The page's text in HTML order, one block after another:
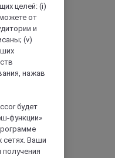
целей: (i)
от
и
(v)
нажав
будет
функции»
сетях. Ваши